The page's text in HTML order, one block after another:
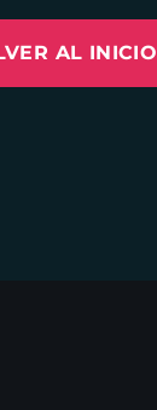
AL INICIO